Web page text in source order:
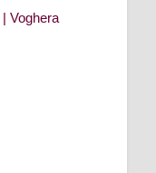
| Voghera